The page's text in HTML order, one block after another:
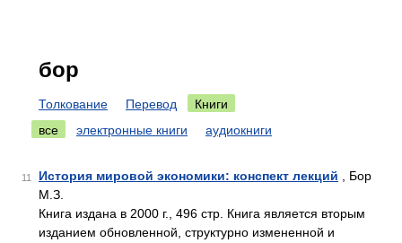
бор
Толкование Перевод
Книги
все
электронные книги аудиокниги
11 История мировой экономики: конспект лекций , Бор
М.З.
Книга издана в 2000 г., 496 стр. Книга является вторым
изданием обновленной, структурно измененной и